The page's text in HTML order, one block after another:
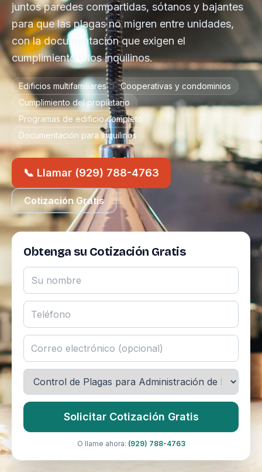
juntos paredes compartidas, sótanos y bajantes
para que las plagas no migren entre unidades,
con la documentación que exigen el
cumplimiento y los inquilinos.
Edificios multifamiliares
Cooperativas y condominios
Cumplimiento del propietario
Programas de edificio completo
Documentación para inquilinos
📞 Llamar (929) 788-4763
Cotización Gratis
Obtenga su Cotización Gratis
Solicitar Cotización Gratis
O llame ahora: (929) 788-4763